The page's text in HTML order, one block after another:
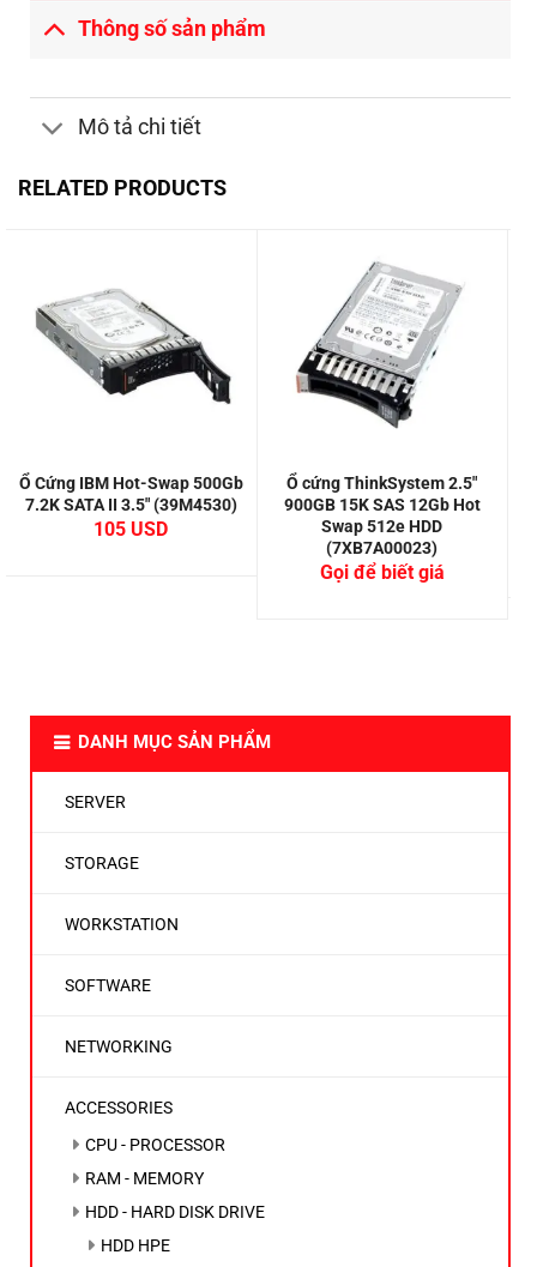
DANH MỤC SẢN PHẨM
SERVER
STORAGE
WORKSTATION
SOFTWARE
NETWORKING
ACCESSORIES
CPU - PROCESSOR
RAM - MEMORY
HDD - HARD DISK DRIVE
HDD HPE
Thông số sản phẩm
Mô tả chi tiết
RELATED PRODUCTS
Ổ Cứng IBM Hot-Swap 500Gb
7.2K SATA II 3.5″ (39M4530)
105
Ổ cứng ThinkSystem 2.5″
900GB 15K SAS 12Gb Hot
Swap 512e HDD
(7XB7A00023)
Gọi để biết giá